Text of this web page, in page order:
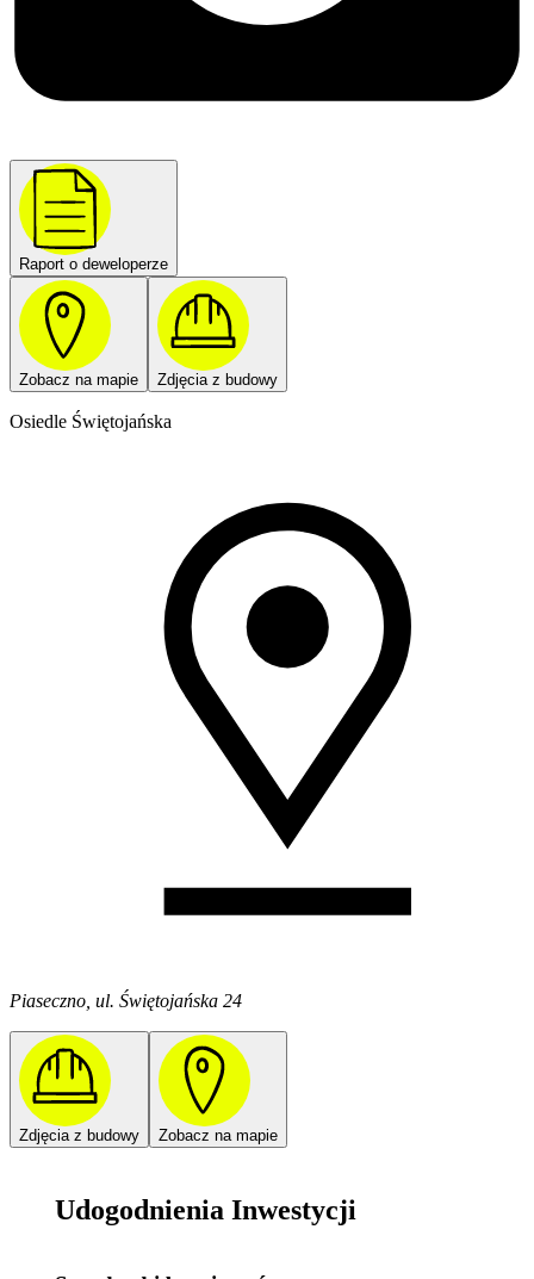
Raport o deweloperze
Zobacz na mapie Zdjęcia z budowy
Osiedle Świętojańska
Piaseczno, ul. Świętojańska 24
Zdjęcia z budowy Zobacz na mapie
Udogodnienia Inwestycji